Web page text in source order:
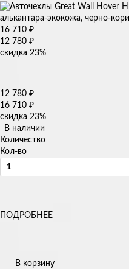
16 710 ₽
12 780 ₽
скидка 23%
12 780 ₽
16 710 ₽
скидка 23%
В наличии
Количество
Кол-во
ПОДРОБНЕЕ
В корзину